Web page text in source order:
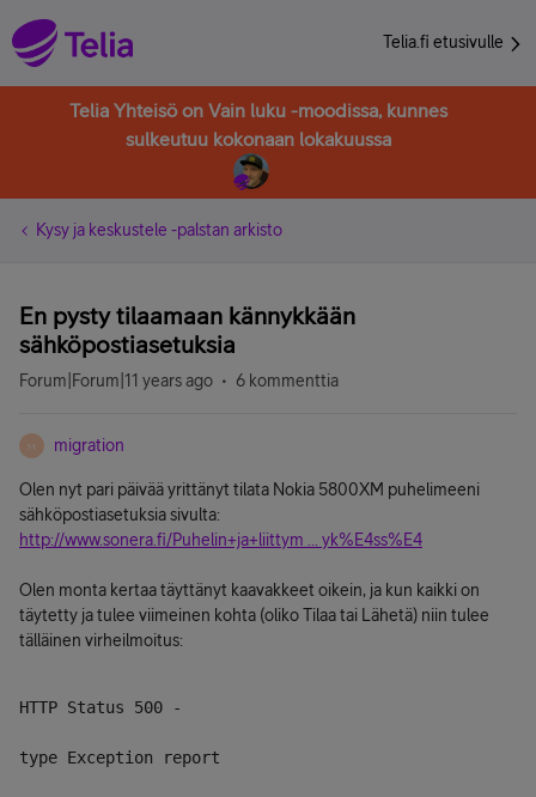
Telia.fi etusivulle
Telia Yhteisö on Vain luku -moodissa, kunnes
sulkeutuu kokonaan lokakuussa
Kysy ja keskustele -palstan arkisto
En pysty tilaamaan kännykkään
sähköpostiasetuksia
Forum|Forum|11 years ago 6 kommenttia
M migration
Olen nyt pari päivää yrittänyt tilata Nokia 5800XM puhelimeeni
sähköpostiasetuksia sivulta:
http://www.sonera.fi/Puhelin+ja+liittym ... yk%E4ss%E4
Olen monta kertaa täyttänyt kaavakkeet oikein, ja kun kaikki on
täytetty ja tulee viimeinen kohta (oliko Tilaa tai Lähetä) niin tulee
tälläinen virheilmoitus:
HTTP Status 500 -
type Exception report